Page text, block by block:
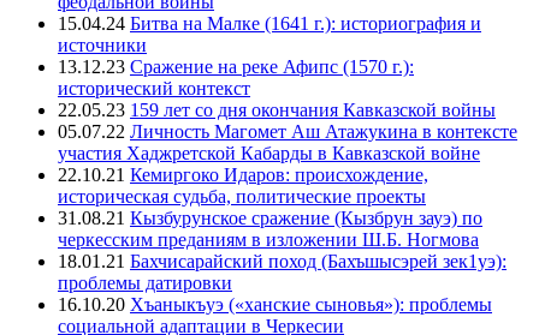
15.04.24 Битва на Малке (1641 г.): историография и
источники
13.12.23 Сражение на реке Афипс (1570 г.):
исторический контекст
22.05.23 159 лет со дня окончания Кавказской войны
05.07.22 Личность Магомет Аш Атажукина в контексте
участия Хаджретской Кабарды в Кавказской войне
22.10.21 Кемиргоко Идаров: происхождение,
историческая судьба, политические проекты
31.08.21 Кызбурунское сражение (Кызбрун зауэ) по
черкесским преданиям в изложении Ш.Б. Ногмова
18.01.21 Бахчисарайский поход (Бахъшысэрей зек1уэ):
проблемы датировки
16.10.20 Хъаныкъуэ («ханские сыновья»): проблемы
социальной адаптации в Черкесии